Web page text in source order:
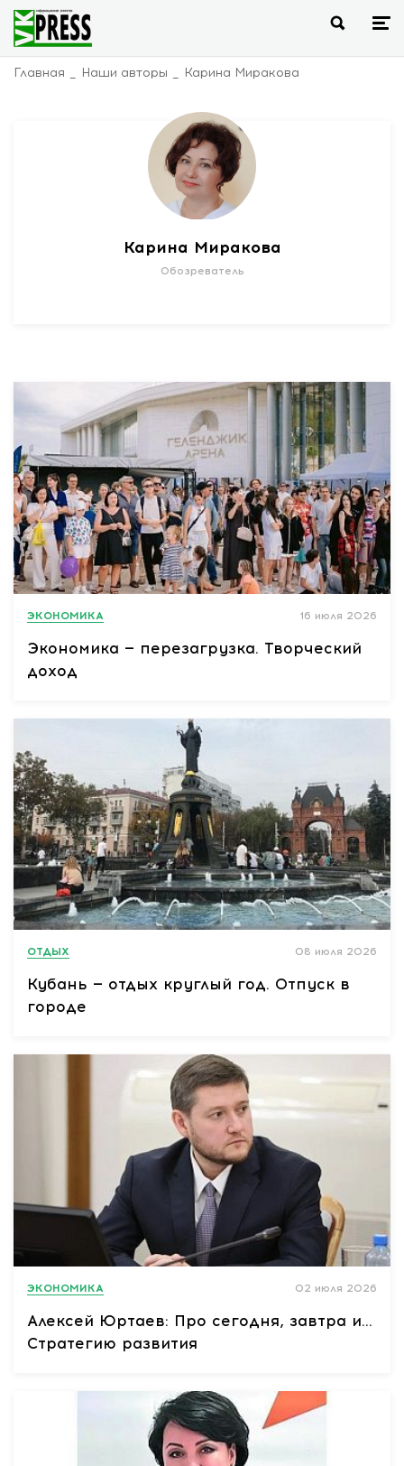
Главная Наши авторы Карина Миракова
Карина Миракова
Обозреватель
ЭКОНОМИКА 16 июля 2026
Экономика — перезагрузка. Творческий
доход
ОТДЫХ 08 июля 2026
Кубань — отдых круглый год. Отпуск в
городе
ЭКОНОМИКА 02 июля 2026
Алексей Юртаев: Про сегодня, завтра и…
Стратегию развития